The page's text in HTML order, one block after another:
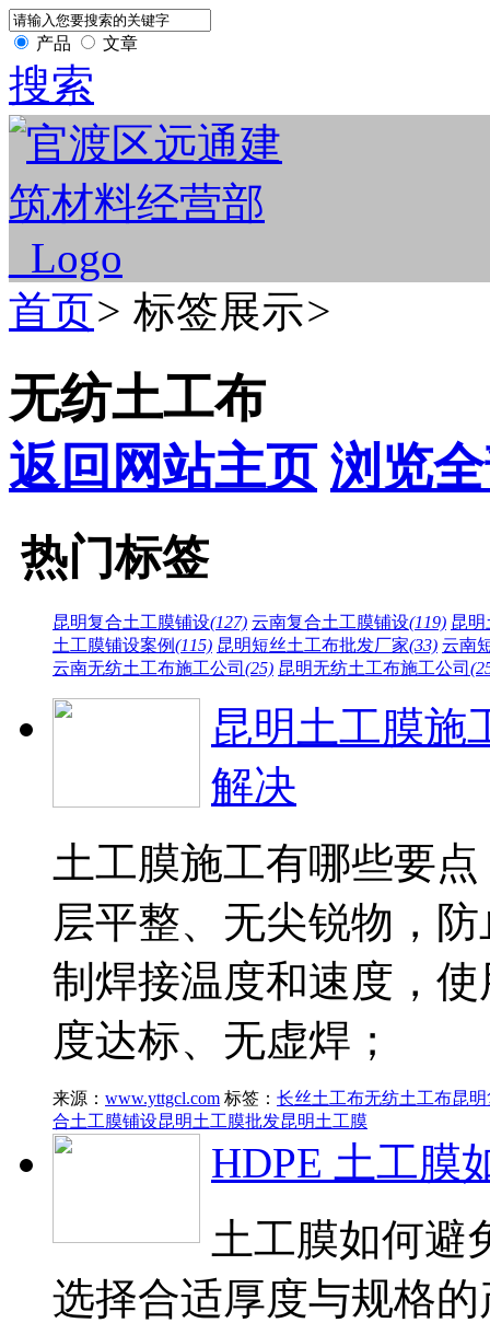
产品 文章
搜索
首页> 标签展示>
无纺土工布
返回网站主页 浏览
热门标签
昆明复合土工膜铺设(127) 云南复合土工膜铺设(119) 昆明
土工膜铺设案例(115) 昆明短丝土工布批发厂家(33) 云南
云南无纺土工布施工公司 (25) 昆明无纺土工布施工公司
昆明土工膜施
解决
土工膜施工有哪些要
层平整、无尖锐物，
制焊接温度和速度，
度达标、无虚焊；
来源： www.yttgcl.com 标签： 长丝土工布无纺土工布昆
合土工膜铺设昆明土工膜批发昆明土工膜
HDPE 土工膜
土工膜如何避
选择合适厚度与规格